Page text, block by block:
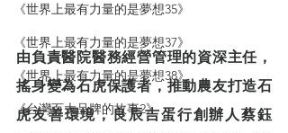
《世界上最有力量的是夢想35》
《世界上最有力量的是夢想37》
《世界上最有力量的是夢想38》
《台灣百大品牌的故事2》
由負責醫院醫務經營管理的資深主任，
搖身變為石虎保護者，推動農友打造石
虎友善環境，良辰吉蛋行創辦人蔡鈺